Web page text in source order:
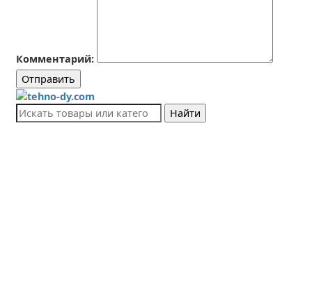
Комментарий:
Отправить
Найти